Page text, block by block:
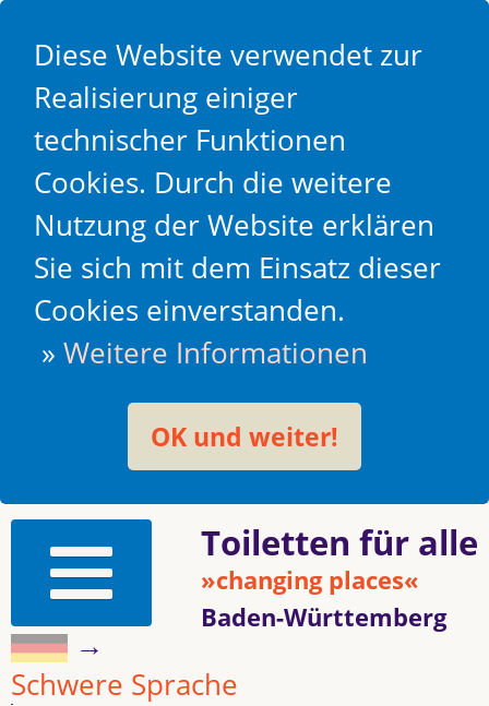
Diese Website verwendet zur
Realisierung einiger
technischer Funktionen
Cookies. Durch die weitere
Nutzung der Website erklären
Sie sich mit dem Einsatz dieser
Cookies einverstanden.
»Weitere Informationen
OK und weiter!
Toiletten für alle
»changing places«
Baden-Württemberg
→
Schwere Sprache